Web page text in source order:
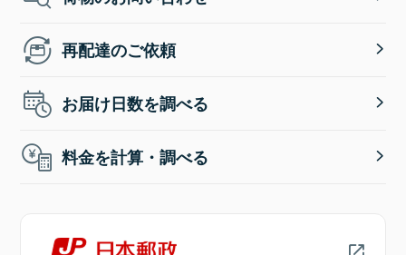
再配達のご依頼
お届け日数を調べる
料金を計算・調べる